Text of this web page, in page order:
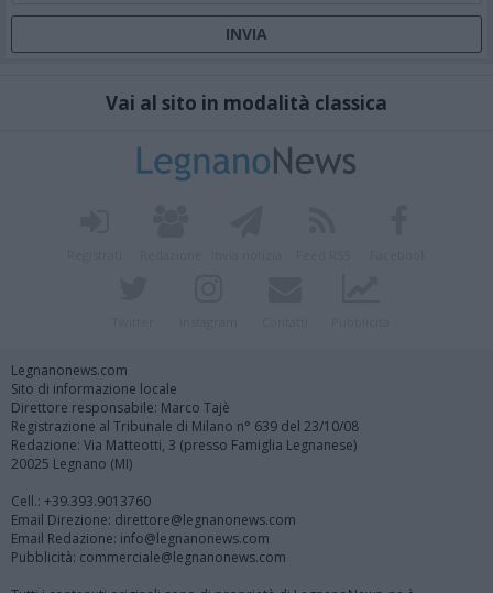
Vai al sito in modalità classica
Legnanonews.com
Sito di informazione locale
Direttore responsabile: Marco Tajè
Registrazione al Tribunale di Milano n° 639 del 23/10/08
Redazione: Via Matteotti, 3 (presso Famiglia Legnanese)
20025 Legnano (MI)
Cell.: +39.393.9013760
Email Direzione: direttore@legnanonews.com
Email Redazione: info@legnanonews.com
Pubblicità: commerciale@legnanonews.com